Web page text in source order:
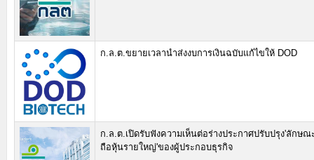
ก.ล.ต.ขยายเวลานำส่งงบการเงินฉบับแก้ไขให้ DOD
ก.ล.ต.เปิดรับฟังความเห็นต่อร่างประกาศปรับปรุง'ลักษ
ถือหุ้นรายใหญ่'ของผู้ประกอบธุรกิจ